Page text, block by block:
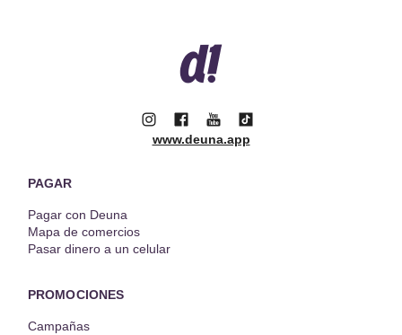
www.deuna.app
PAGAR
Pagar con Deuna
Mapa de comercios
Pasar dinero a un celular
PROMOCIONES
Campañas